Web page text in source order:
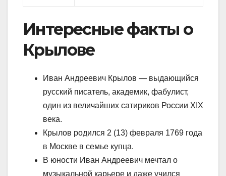
Интересные факты о
Крылове
Иван Андреевич Крылов — выдающийся
русский писатель, академик, фабулист,
один из величайших сатириков России XIX
века.
Крылов родился 2 (13) февраля 1769 года
в Москве в семье купца.
В юности Иван Андреевич мечтал о
музыкальной карьере и даже учился